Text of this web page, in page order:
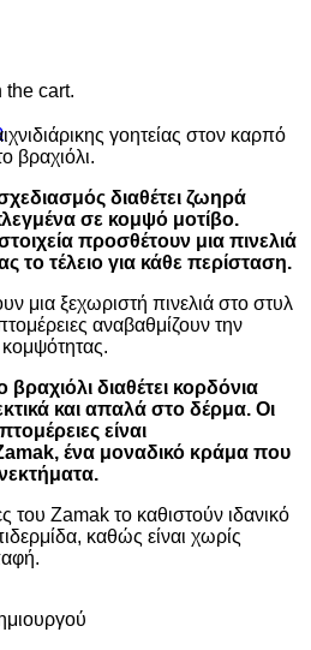
the cart.
γοητείας στον καρπό
βραχιόλι.
διαθέτει ζωηρά
σε κομψό μοτίβο.
προσθέτουν μια πινελιά
το τέλειο για κάθε περίσταση.
μια ξεχωριστή πινελιά στο στυλ
αναβαθμίζουν την
διαθέτει κορδόνια
και απαλά στο δέρμα. Οι
είναι
ένα μοναδικό κράμα που
του Zamak το καθιστούν ιδανικό
καθώς είναι χωρίς